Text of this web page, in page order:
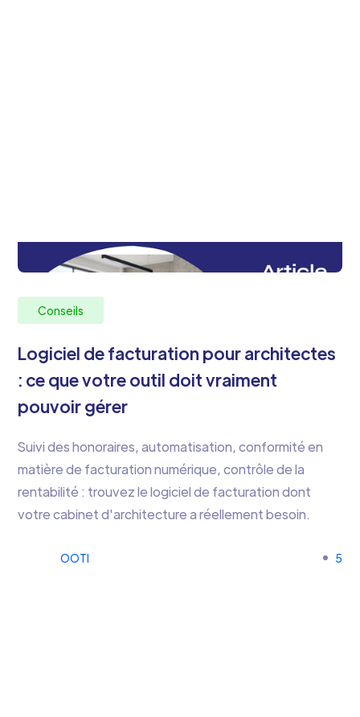
Conseils
Logiciel de facturation pour architectes
: ce que votre outil doit vraiment
pouvoir gérer
Suivi des honoraires, automatisation, conformité en
matière de facturation numérique, contrôle de la
rentabilité : trouvez le logiciel de facturation dont
votre cabinet d'architecture a réellement besoin.
OOTI 5